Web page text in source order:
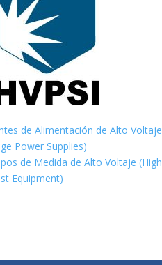
de Alimentación de Alto Voltaje
Power Supplies)
de Medida de Alto Voltaje (High
Equipment)